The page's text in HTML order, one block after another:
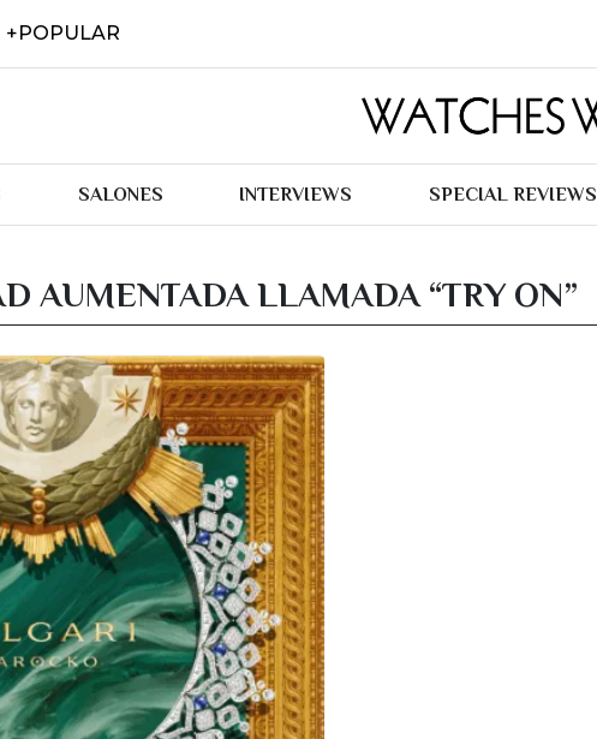
+POPULAR
SALONES INTERVIEWS SPECIAL REVIEWS
AUMENTADA LLAMADA “TRY ON”